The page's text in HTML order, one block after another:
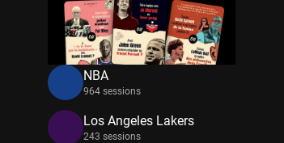
NBA
964 sessions
Los Angeles Lakers
243 sessions